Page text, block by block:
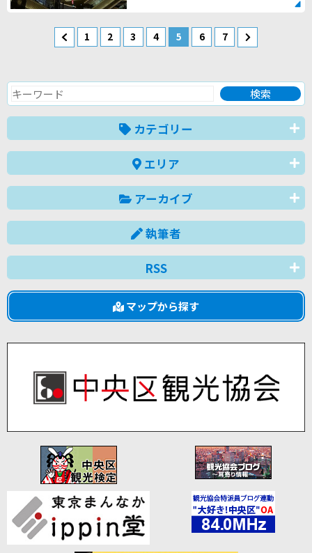
1 2 3 4 5 6 7
カテゴリー
エリア
アーカイブ
執筆者
RSS
マップから探す